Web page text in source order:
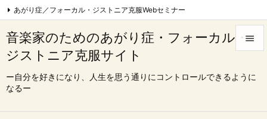
音楽家のためのあがり症・フォーカル・
ジストニア克服サイト
ー自分を好きになり、人生を思う通りにコントロールできるように
なるー

メニュ
あがり症／フォーカル・ジストニア克服Webセミナー
フォーカル・ジストニア克服Webセミナー|東京
心理療法でフォーカル・ジストニア完治を目指す会